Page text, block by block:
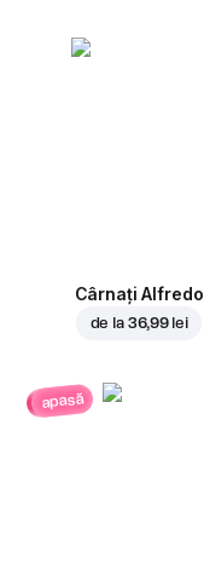
Cârnați Alfredo
de la 36,99 lei
apasă